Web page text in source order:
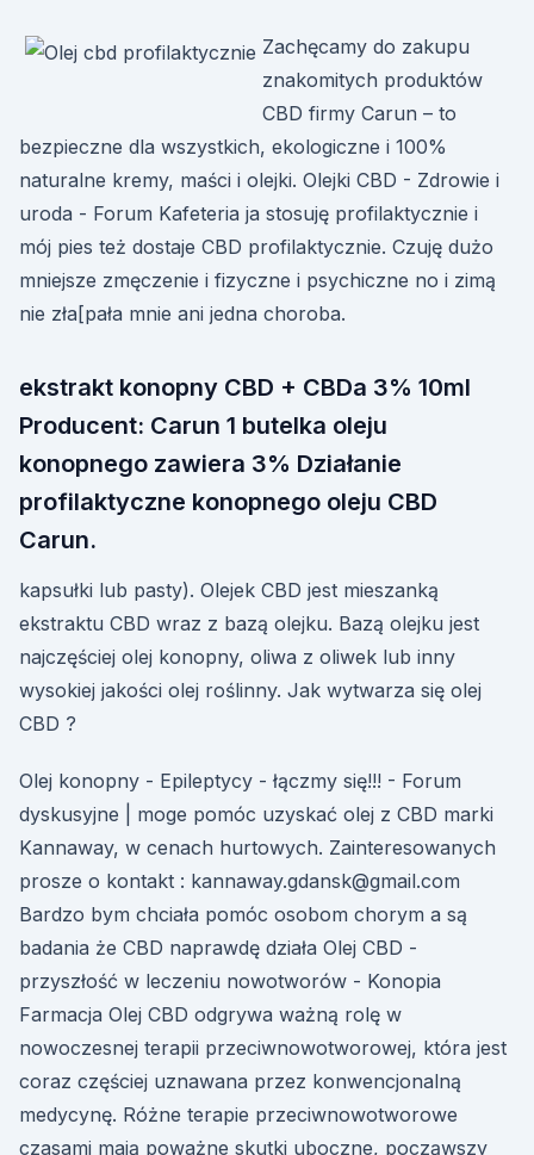
Zachęcamy do zakupu
znakomitych produktów
CBD firmy Carun – to
bezpieczne dla wszystkich, ekologiczne i 100%
naturalne kremy, maści i olejki. Olejki CBD - Zdrowie i
uroda - Forum Kafeteria ja stosuję profilaktycznie i
mój pies też dostaje CBD profilaktycznie. Czuję dużo
mniejsze zmęczenie i fizyczne i psychiczne no i zimą
nie zła[pała mnie ani jedna choroba.
ekstrakt konopny CBD + CBDa 3% 10ml
Producent: Carun 1 butelka oleju
konopnego zawiera 3% Działanie
profilaktyczne konopnego oleju CBD
Carun.
kapsułki lub pasty). Olejek CBD jest mieszanką
ekstraktu CBD wraz z bazą olejku. Bazą olejku jest
najczęściej olej konopny, oliwa z oliwek lub inny
wysokiej jakości olej roślinny. Jak wytwarza się olej
CBD ?
Olej konopny - Epileptycy - łączmy się!!! - Forum
dyskusyjne | moge pomóc uzyskać olej z CBD marki
Kannaway, w cenach hurtowych. Zainteresowanych
prosze o kontakt : kannaway.gdansk@gmail.com
Bardzo bym chciała pomóc osobom chorym a są
badania że CBD naprawdę działa Olej CBD -
przyszłość w leczeniu nowotworów - Konopia
Farmacja Olej CBD odgrywa ważną rolę w
nowoczesnej terapii przeciwnowotworowej, która jest
coraz częściej uznawana przez konwencjonalną
medycynę. Różne terapie przeciwnowotworowe
czasami mają poważne skutki uboczne, począwszy